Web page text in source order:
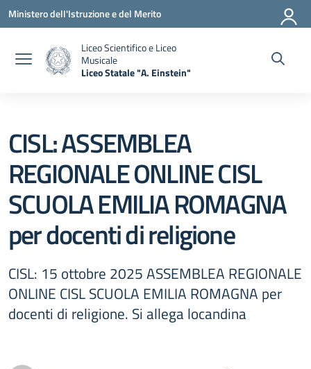
Vai ai contenuti
Vai al menu di navigazione
Vai al footer
Ministero dell'Istruzione e del Merito
Liceo Scientifico e Liceo
Musicale
Liceo Statale "A. Einstein"
CISL: ASSEMBLEA
REGIONALE ONLINE CISL
SCUOLA EMILIA ROMAGNA
per docenti di religione
CISL: 15 ottobre 2025 ASSEMBLEA REGIONALE
ONLINE CISL SCUOLA EMILIA ROMAGNA per
docenti di religione. Si allega locandina